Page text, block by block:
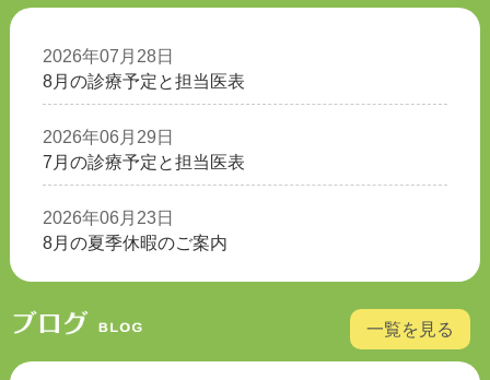
8月の診療予定と担当医表
2026年07月28日
7月の診療予定と担当医表
2026年06月29日
8月の夏季休暇のご案内
2026年06月23日
一覧を見る